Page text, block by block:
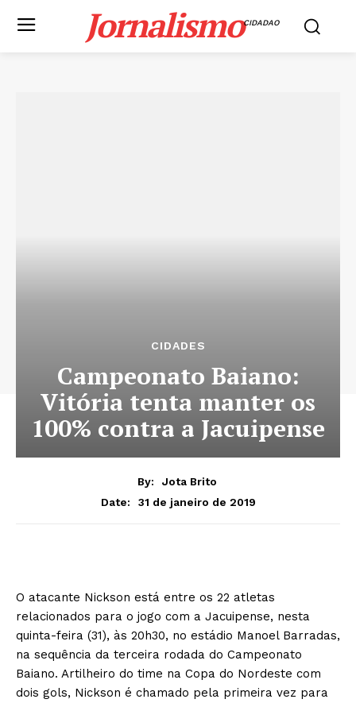
JornalismoCIDADAO
CIDADES
Campeonato Baiano:
Vitória tenta manter os
100% contra a Jacuipense
By:
Jota Brito
Date:
31 de janeiro de 2019
O atacante Nickson está entre os 22 atletas
relacionados para o jogo com a Jacuipense, nesta
quinta-feira (31), às 20h30, no estádio Manoel Barradas,
na sequência da terceira rodada do Campeonato
Baiano. Artilheiro do time na Copa do Nordeste com
dois gols, Nickson é chamado pela primeira vez para